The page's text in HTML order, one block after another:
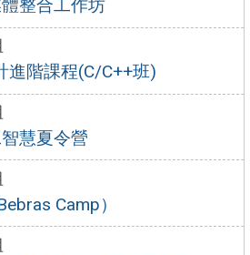
整合工作坊
進階課程(C/C++班)
慧夏令營
Camp）